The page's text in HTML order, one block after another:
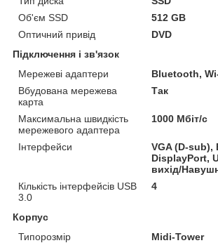
Об'єм SSD
512 GB
Оптичний привід
DVD
Підключення і зв'язок
Мережеві адаптери
Bluetooth,
Вбудована мережева
карта
Так
Максимальна швидкість
мережевого адаптера
1000 Мбіт/с
Інтерфейси
VGA (D-sub),
DisplayPort,
вихід/
Кількість інтерфейсів USB
3.0
4
Корпус
Типорозмір
Midi-Tower